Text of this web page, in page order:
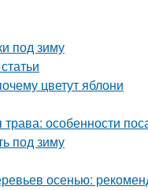
под зиму
цветут яблони
особенности
под зиму
осенью: